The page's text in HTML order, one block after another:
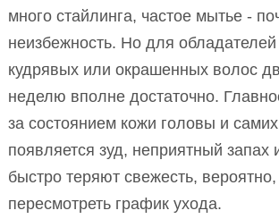
много стайлинга, частое мытье -
неизбежность. Но для обладателей
кудрявых или окрашенных волос
неделю вполне достаточно.
за состоянием кожи головы и
появляется зуд, неприятный запах
быстро теряют свежесть, вероятно,
пересмотреть график ухода.